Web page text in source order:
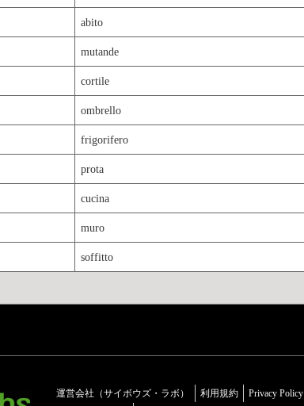
abito
mutande
cortile
ombrello
frigorifero
prota
cucina
muro
soffitto
運営会社（サイボウズ・ラボ） 利用規約 Privacy Policy